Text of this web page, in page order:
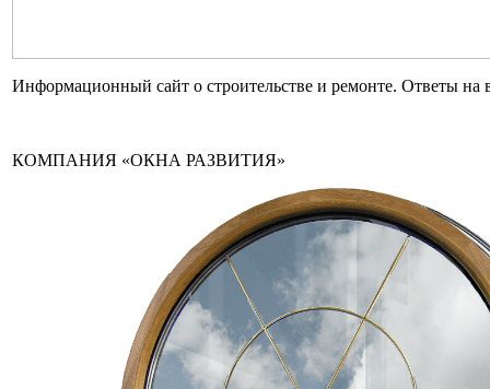
Информационный сайт о строительстве и ремонте. Ответы на
КОМПАНИЯ «ОКНА РАЗВИТИЯ»